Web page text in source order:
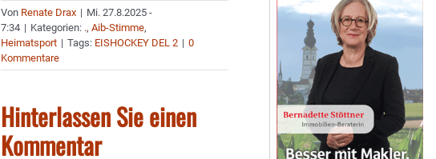
Von Renate Drax | Mi. 27.8.2025 -
7:34 | Kategorien: .,Aib-Stimme,
Heimatsport | Tags: EISHOCKEY DEL 2 | 0
Kommentare
Hinterlassen Sie einen
Kommentar